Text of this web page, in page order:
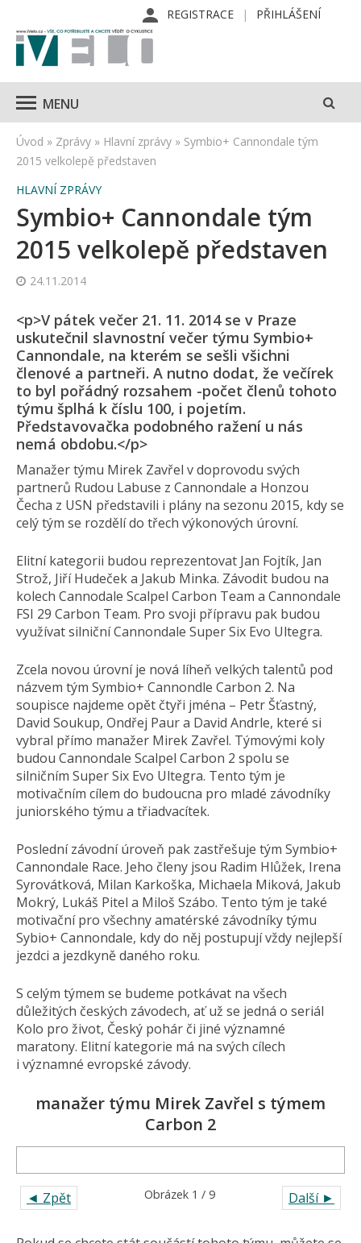
REGISTRACE PŘIHLÁŠENÍ
MENU
Úvod » Zprávy » Hlavní zprávy » Symbio+ Cannondale tým
2015 velkolepě představen
HLAVNÍ ZPRÁVY
Symbio+ Cannondale tým
2015 velkolepě představen
24.11.2014
<p>V pátek večer 21. 11. 2014 se v Praze
uskutečnil slavnostní večer týmu Symbio+
Cannondale, na kterém se sešli všichni
členové a partneři. A nutno dodat, že večírek
to byl pořádný rozsahem -počet členů tohoto
týmu šplhá k číslu 100, i pojetím.
Představovačka podobného ražení u nás
nemá obdobu.</p>
Manažer týmu Mirek Zavřel v doprovodu svých
partnerů Rudou Labuse z Cannondale a Honzou
Čecha z USN představili i plány na sezonu 2015, kdy se
celý tým se rozdělí do třech výkonových úrovní.
Elitní kategorii budou reprezentovat Jan Fojtík, Jan
Strož, Jiří Hudeček a Jakub Minka. Závodit budou na
kolech Cannodale Scalpel Carbon Team a Cannondale
FSI 29 Carbon Team. Pro svoji přípravu pak budou
využívat silniční Cannondale Super Six Evo Ultegra.
Zcela novou úrovní je nová líheň velkých talentů pod
názvem tým Symbio+ Cannondle Carbon 2. Na
soupisce najdeme opět čtyři jména – Petr Šťastný,
David Soukup, Ondřej Paur a David Andrle, které si
vybral přímo manažer Mirek Zavřel. Týmovými koly
budou Cannondale Scalpel Carbon 2 spolu se
silničním Super Six Evo Ultegra. Tento tým je
motivačním cílem do budoucna pro mladé závodníky
juniorského týmu a třiadvacítek.
Poslední závodní úroveň pak zastřešuje tým Symbio+
Cannondale Race. Jeho členy jsou Radim Hlůžek, Irena
Syrovátková, Milan Karkoška, Michaela Miková, Jakub
Mokrý, Lukáš Pitel a Miloš Szábo. Tento tým je také
motivační pro všechny amatérské závodníky týmu
Sybio+ Cannondale, kdy do něj postupují vždy nejlepší
jezdci a jezdkyně daného roku.
S celým týmem se budeme potkávat na všech
důležitých českých závodech, ať už se jedná o seriál
Kolo pro život, Český pohár či jiné významné
maratony. Elitní kategorie má na svých cílech
i významné evropské závody.
manažer týmu Mirek Zavřel s týmem
Carbon 2
◄ Zpět Další ►
Obrázek 1 / 9